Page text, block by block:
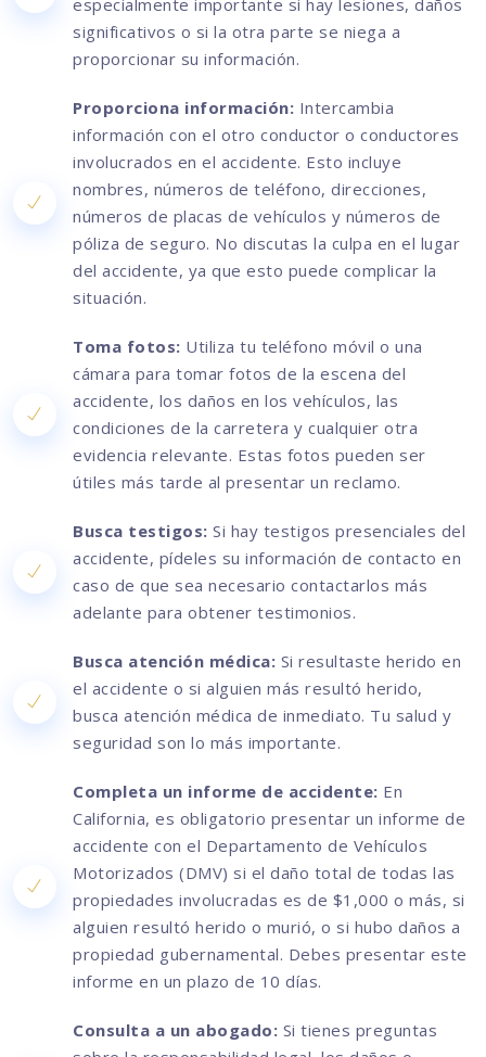
especialmente importante si hay lesiones, daños
significativos o si la otra parte se niega a
proporcionar su información.
Proporciona información: Intercambia
información con el otro conductor o conductores
involucrados en el accidente. Esto incluye
nombres, números de teléfono, direcciones,
números de placas de vehículos y números de
póliza de seguro. No discutas la culpa en el lugar
del accidente, ya que esto puede complicar la
situación.
Toma fotos: Utiliza tu teléfono móvil o una
cámara para tomar fotos de la escena del
accidente, los daños en los vehículos, las
condiciones de la carretera y cualquier otra
evidencia relevante. Estas fotos pueden ser
útiles más tarde al presentar un reclamo.
Busca testigos: Si hay testigos presenciales del
accidente, pídeles su información de contacto en
caso de que sea necesario contactarlos más
adelante para obtener testimonios.
Busca atención médica: Si resultaste herido en
el accidente o si alguien más resultó herido,
busca atención médica de inmediato. Tu salud y
seguridad son lo más importante.
Completa un informe de accidente: En
California, es obligatorio presentar un informe de
accidente con el Departamento de Vehículos
Motorizados (DMV) si el daño total de todas las
propiedades involucradas es de $1,000 o más, si
alguien resultó herido o murió, o si hubo daños a
propiedad gubernamental. Debes presentar este
informe en un plazo de 10 días.
Consulta a un abogado: Si tienes preguntas